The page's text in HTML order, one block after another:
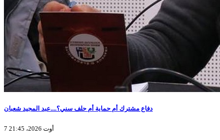
دفاع مشترك أم حماية أم حلف سني؟....عبد المجيد شعبان
7 أوت 2026، 21:45